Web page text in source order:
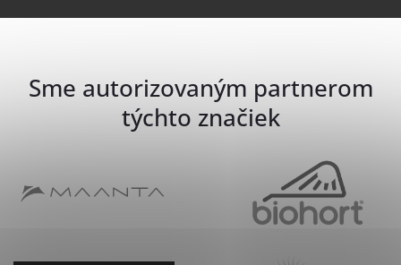
Sme autorizovaným partnerom
týchto značiek